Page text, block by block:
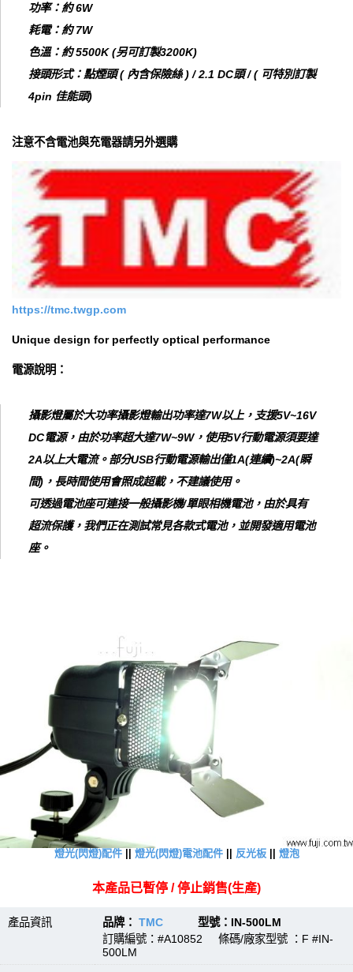
功率：約 6W
耗電：約 7W
色溫：約 5500K (另可訂製3200K)
接頭形式：點煙頭 ( 內含保險絲 ) / 2.1 DC頭 / ( 可特別訂製
4pin 佳能頭)
注意不含電池與充電器請另外選購
https://tmc.twgp.com
Unique design for perfectly optical performance
電源說明：
攝影燈屬於大功率攝影燈輸出功率達7W以上，支援5V~16V
DC電源，由於功率超大達7W~9W，使用5V行動電源須要達
2A以上大電流。部分USB行動電源輸出僅1A(連續)~2A(瞬
間)，長時間使用會照成超載，不建議使用。
可透過電池座可連接一般攝影機/單眼相機電池，由於具有
超流保護，我們正在測試常見各款式電池，並開發適用電池
座。
燈光(閃燈)配件|| 燈光(閃燈)電池配件|| 反光板|| 燈泡
本產品已暫停 / 停止銷售(生產)
產品資訊 品牌： TMC 型號：IN-500LM
訂購編號：#A10852 條碼/廠家型號 ：F #IN-
500LM